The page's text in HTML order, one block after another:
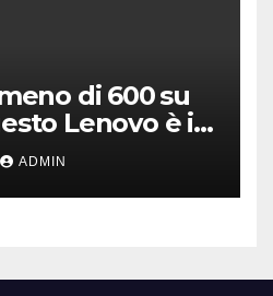
di 600 su
Lenovo è il
(anche a rate)
ADMIN